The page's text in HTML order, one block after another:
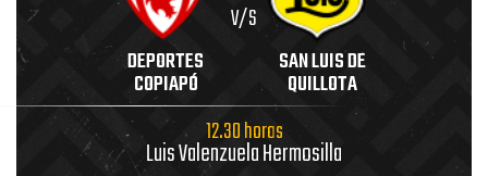
DEPORTES
COPIAPÓ
V/S
SAN LUIS DE
QUILLOTA
12.30 horas
Luis Valenzuela Hermosilla